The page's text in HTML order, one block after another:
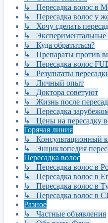
↳ Пересадка волос в
↳ Пересадка волос у
↳ Хочу сделать
↳ Экспериментальные
↳ Куда обратиться?
↳ Препараты против
↳ Пересадка волос
↳ Результаты
↳ Личный опыт
↳ Доктора советуют
↳ Жизнь после
↳ Пересадка
↳ Цены на пересадку
Горячая линия
↳ Консультационный
↳ Энциклопедия
Пересадка волос
↳ Пересадка волос в
↳ Пересадка волос в
↳ Пересадка волос в
↳ Пересадка волос в
Разное
↳ Частные объявления